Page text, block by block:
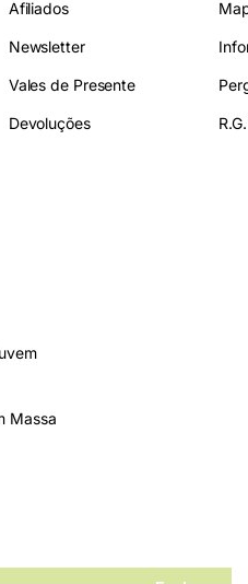
Afiliados
Newsletter
Vales de Presente
Devoluções
Massa